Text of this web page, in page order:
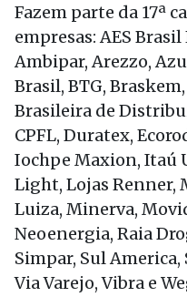
Fazem parte da 17ª
empresas: AES
Ambipar, Arezzo,
Brasil, BTG, Braskem,
Brasileira de
CPFL, Duratex,
Iochpe Maxion, Itaú
Light, Lojas Renner,
Luiza, Minerva,
Neoenergia, Raia
Simpar, Sul
Via Varejo, Vibra e